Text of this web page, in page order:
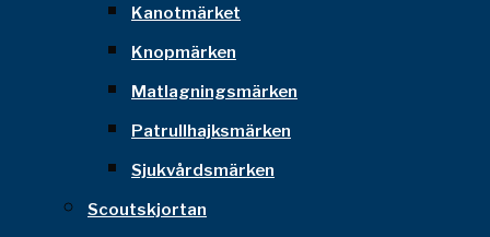
Kanotmärket
Knopmärken
Matlagningsmärken
Patrullhajksmärken
Sjukvårdsmärken
Scoutskjortan